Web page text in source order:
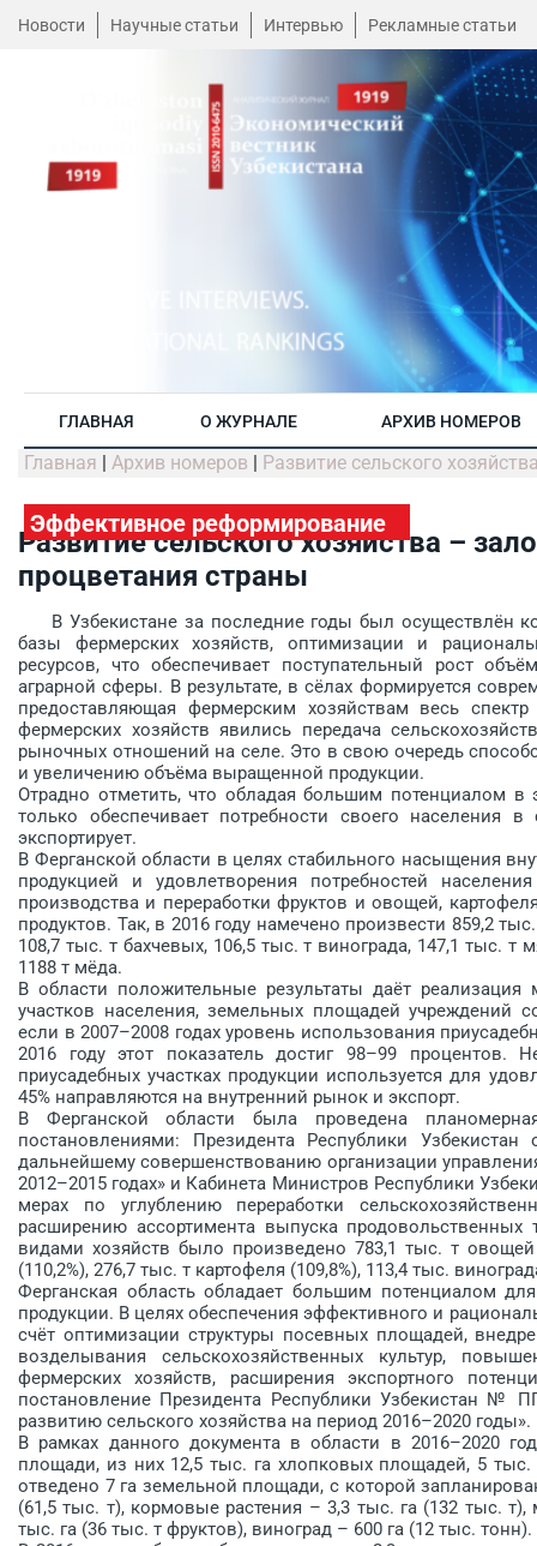
Новости Научные статьи Интервью Рекламные статьи
ГЛАВНАЯ О ЖУРНАЛЕ АРХИВ НОМЕРОВ
Главная | Архив номеров | Развитие сельского
Эффективное реформирование
Развитие сельского хозяйства –
процветания страны
В Узбекистане за последние годы был осуществлён
базы фермерских хозяйств, оптимизации и
ресурсов, что обеспечивает поступательный рост
аграрной сферы. В результате, в сёлах формируется
предоставляющая фермерским хозяйствам весь
фермерских хозяйств явились передача
рыночных отношений на селе. Это в свою очередь
и увеличению объёма выращенной продукции.
Отрадно отметить, что обладая большим потенциалом
только обеспечивает пот­ребности своего населения
экспортирует.
В Ферганской области в целях стабильного насыщения
продукцией и удовлетворения потребностей
производства и переработки фруктов и овощей,
продуктов. Так, в 2016 году намечено произвести 859,2
108,7 тыс. т бахчевых, 106,5 тыс. т винограда, 147,1 тыс.
1188 т мёда.
В области положительные результаты даёт
участков населения, земельных площадей учреждений
если в 2007–2008 годах уровень использования
2016 году этот показатель достиг 98–99 процентов.
приусадебных участках продукции используется для
45% направляются на внутренний рынок и экспорт.
В Ферганской области была проведена
постановлениями: Президента Респуб­лики
дальнейшему совершенствованию организации
2012–2015 годах» и Кабинета Министров Республики
мерах по углублению переработки
расширению ассортимента выпуска
видами хозяйств было произведено 783,1 тыс. т
(110,2%), 276,7 тыс. т картофеля (109,8%), 113,4 тыс.
Ферганская область обладает большим потенциалом
продукции. В целях обеспечения эффективного и
счёт оптимизации структуры посевных площадей,
возделывания сельскохозяйственных культур,
фермерских хозяйств, расширения экспорт­ного
постановление Президента Республики Узбекистан №
развитию сельского хозяйства на период 2016–2020 годы».
В рамках данного документа в области в 2016–2020
площади, из них 12,5 тыс. га хлопковых площадей, 5
отведено 7 га земельной площади, с которой
(61,5 тыс. т), кормовые растения – 3,3 тыс. га (132 тыс.
тыс. га (36 тыс. т фруктов), виноград – 600 га (12 тыс. тонн).